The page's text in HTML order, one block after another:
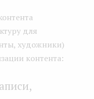
для
художники)
контента: